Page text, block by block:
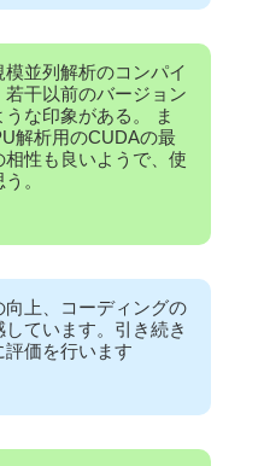
並列解析のコンパイ
干以前のバージョン
な印象がある。 ま
解析用のCUDAの最
性も良いようで、使
。
上、コーディングの
ています。引き続き
価を行います